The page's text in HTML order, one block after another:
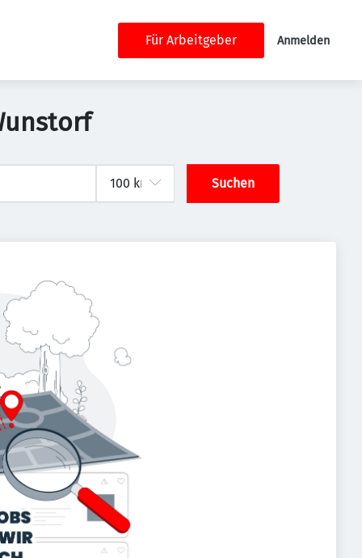
Für Arbeitgeber Anmelden
Suchen